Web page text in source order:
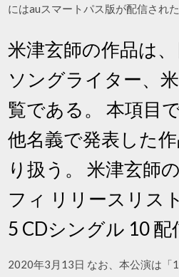
にはauスマートパス版が配信された
米津玄師の作品は
ソングライター、
覧である。 本項目
他名義で発表した
り扱う。 米津玄師
フィ リリースリス
5 CDシングル 10
2020年3月13日 なお、本公演は「